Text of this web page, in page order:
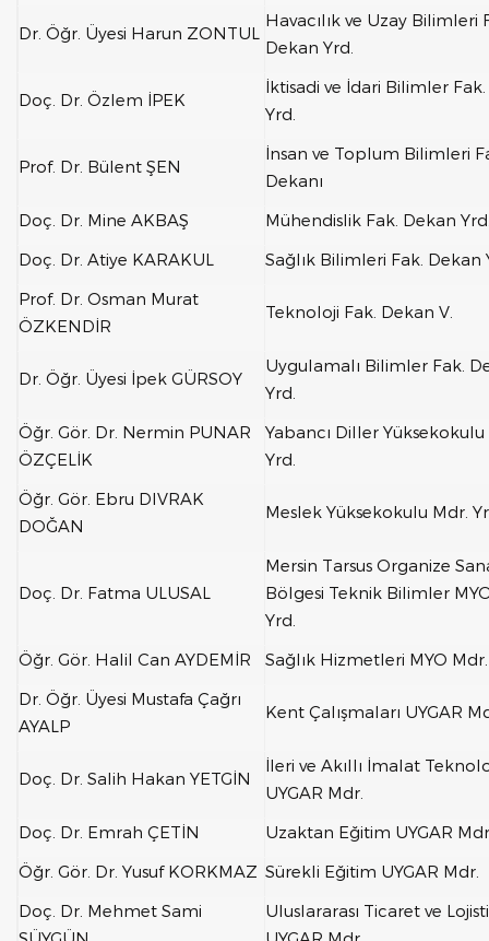
Dr. Öğr. Üyesi Harun ZONTUL
Havacılık ve Uzay Bilimleri
Dekan Yrd.
Doç. Dr. Özlem İPEK
İktisadi ve İdari Bilimler
Yrd.
Prof. Dr. Bülent ŞEN
İnsan ve Toplum Bilimleri
Dekanı
Doç. Dr. Mine AKBAŞ
Mühendislik Fak. Dekan
Doç. Dr. Atiye KARAKUL
Sağlık Bilimleri Fak. Dekan
Prof. Dr. Osman Murat
ÖZKENDİR
Teknoloji Fak. Dekan V.
Dr. Öğr. Üyesi İpek GÜRSOY
Uygulamalı Bilimler Fak.
Yrd.
Öğr. Gör. Dr. Nermin PUNAR
ÖZÇELİK
Yabancı Diller Yüksekokulu
Yrd.
Öğr. Gör. Ebru DIVRAK
DOĞAN
Meslek Yüksekokulu Mdr.
Doç. Dr. Fatma ULUSAL
Mersin Tarsus Organize
Bölgesi Teknik Bilimler
Yrd.
Öğr. Gör. Halil Can AYDEMİR
Sağlık Hizmetleri MYO
Dr. Öğr. Üyesi Mustafa Çağrı
AYALP
Kent Çalışmaları UYGAR
Doç. Dr. Salih Hakan YETGİN
İleri ve Akıllı İmalat
UYGAR Mdr.
Doç. Dr. Emrah ÇETİN
Uzaktan Eğitim UYGAR
Öğr. Gör. Dr. Yusuf KORKMAZ Sürekli Eğitim UYGAR Mdr.
Doç. Dr. Mehmet Sami
Uluslararası Ticaret ve